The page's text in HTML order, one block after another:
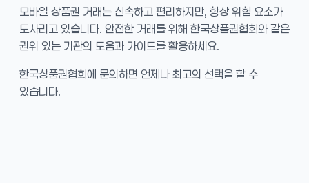
모바일 상품권 거래는 신속하고 편리하지만, 항상 위험 요소가
도사리고 있습니다. 안전한 거래를 위해 한국상품권협회와 같은
권위 있는 기관의 도움과 가이드를 활용하세요.
한국상품권협회에 문의하면 언제나 최고의 선택을 할 수
있습니다.